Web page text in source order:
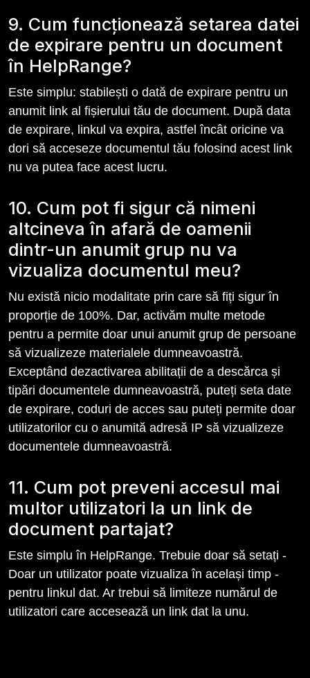
9. Cum funcționează setarea datei
de expirare pentru un document
în HelpRange?
Este simplu: stabilești o dată de expirare pentru un
anumit link al fișierului tău de document. După data
de expirare, linkul va expira, astfel încât oricine va
dori să acceseze documentul tău folosind acest link
nu va putea face acest lucru.
10. Cum pot fi sigur că nimeni
altcineva în afară de oamenii
dintr-un anumit grup nu va
vizualiza documentul meu?
Nu există nicio modalitate prin care să fiți sigur în
proporție de 100%. Dar, activăm multe metode
pentru a permite doar unui anumit grup de persoane
să vizualizeze materialele dumneavoastră.
Exceptând dezactivarea abilitații de a descărca și
tipări documentele dumneavoastră, puteți seta date
de expirare, coduri de acces sau puteți permite doar
utilizatorilor cu o anumită adresă IP să vizualizeze
documentele dumneavoastră.
11. Cum pot preveni accesul mai
multor utilizatori la un link de
document partajat?
Este simplu în HelpRange. Trebuie doar să setați -
Doar un utilizator poate vizualiza în același timp -
pentru linkul dat. Ar trebui să limiteze numărul de
utilizatori care accesează un link dat la unu.